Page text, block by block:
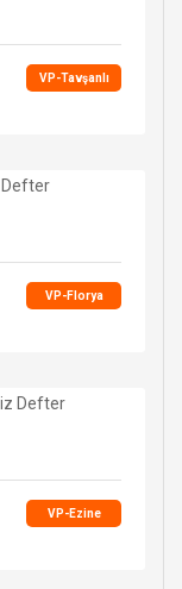
VP-Tavşanlı
VP-Florya
VP-Ezine